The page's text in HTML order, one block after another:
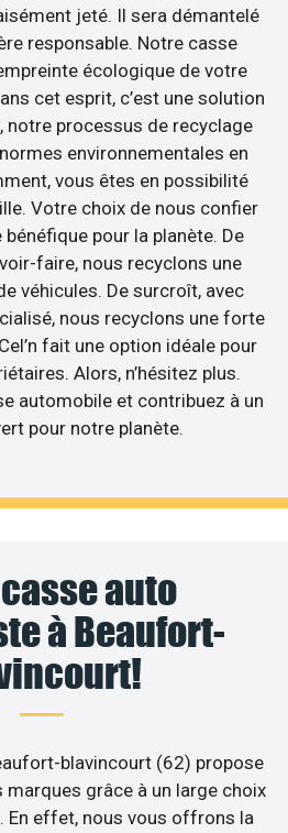
jeté. Il sera démantelé
responsable. Notre casse
écologique de votre
cet esprit, c’est une solution
notre processus de recyclage
environnementales en
vous êtes en possibilité
Votre choix de nous confier
pour la planète. De
faire, nous recyclons une
véhicules. De surcroît, avec
nous recyclons une forte
fait une option idéale pour
Alors, n’hésitez plus.
automobile et contribuez à un
pour notre planète.
auto
à Beaufort-
blavincourt (62) propose
grâce à un large choix
En effet, nous vous offrons la